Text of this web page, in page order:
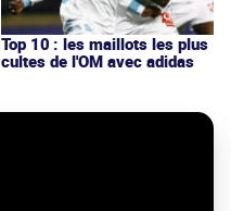
Top 10 : les maillots les plus
cultes de l'OM avec adidas